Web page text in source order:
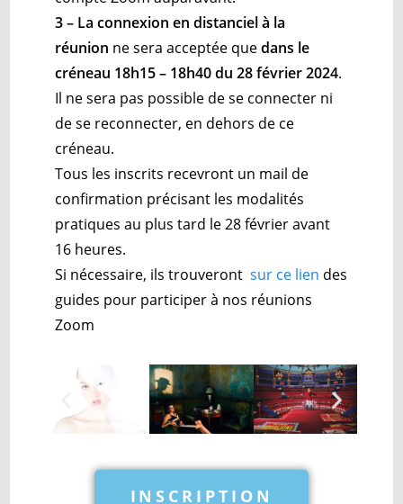
3 – La connexion en distanciel à la
réunion ne sera acceptée quedans le
créneau 18h15 – 18h40 du 28 février 2024.
Il ne sera pas possible de se connecter ni
de se reconnecter, en dehors de ce
créneau.
Tous les inscrits recevront un mail de
confirmation précisant les modalités
pratiques au plus tard le 28 février avant
16 heures.
Si nécessaire, ils trouverontsur ce lien des
guides pour participer à nos réunions
Zoom
INSCRIPTION